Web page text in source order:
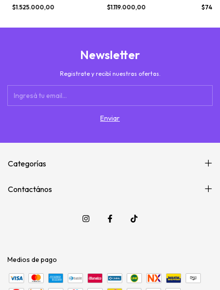
$1.525.000,00
$1.119.000,00
Newsletter
Registrate y recibí nuestras ofertas.
Categorías
Contactános
Medios de pago